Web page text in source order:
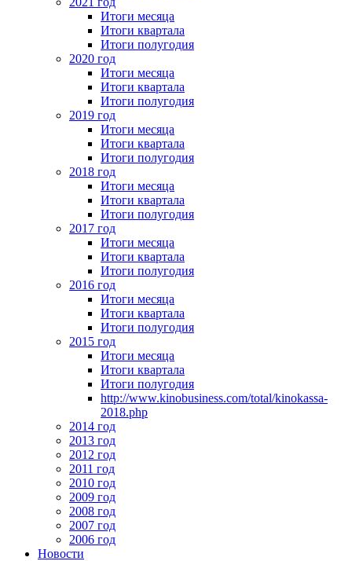
Итоги месяца
Итоги квартала
Итоги полугодия
2020 год
Итоги месяца
Итоги квартала
Итоги полугодия
2019 год
Итоги месяца
Итоги квартала
Итоги полугодия
2018 год
Итоги месяца
Итоги квартала
Итоги полугодия
2017 год
Итоги месяца
Итоги квартала
Итоги полугодия
2016 год
Итоги месяца
Итоги квартала
Итоги полугодия
2015 год
Итоги месяца
Итоги квартала
Итоги полугодия
http://www.kinobusiness.com/total/kinokassa-
2018.php
2014 год
2013 год
2012 год
2011 год
2010 год
2009 год
2008 год
2007 год
2006 год
Новости